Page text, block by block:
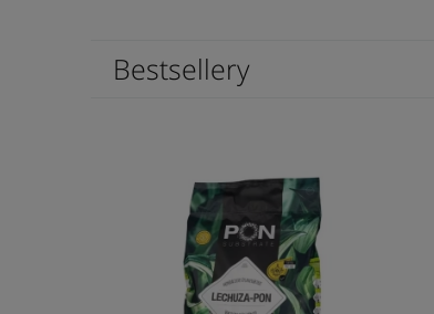
Bestsellery